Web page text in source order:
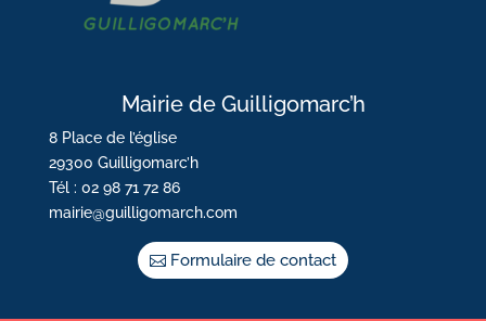
Mairie de Guilligomarc’h
8 Place de l’église
29300 Guilligomarc’h
Tél : 02 98 71 72 86
mairie@guilligomarch.com
Formulaire de contact